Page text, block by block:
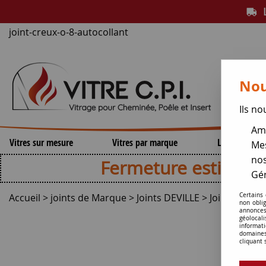
joint-creux-o-8-autocollant
Vitres sur mesure Vitres par marque Lamelles de
Fermeture estivale ,
Accueil > joints de Marque > Joints DEVILLE > Joint creux
Ils
Certains
non
cliquant